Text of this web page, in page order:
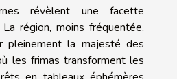
révèlent une facette
région, moins fréquentée,
pleinement la majesté des
les frimas transforment les